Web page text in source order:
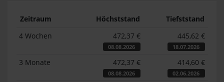
Zeitraum Höchststand
Tiefststand
4 Wochen
472,37 €
08.08.2026
445,62 €
18.07.2026
3 Monate 472,37 €
08.08.2026
414,60 €
02.06.2026